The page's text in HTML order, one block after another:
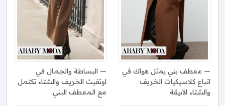
معطف بني يمثل هواك في
اتباع كلاسيكيات الخريف
والشتاء الانيقة
البساطة والجمال في
اوتفيت الخريف والشتاء تكتمل
مع المعطف البني